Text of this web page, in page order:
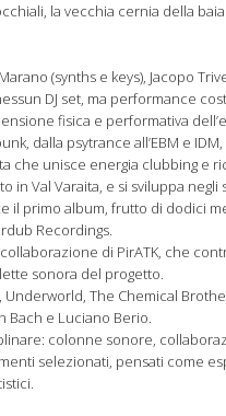
la vecchia cernia della
(synths e keys), Jacopo
DJ set, ma performance
fisica e performativa
dalla psytrance all’EBM e
che unisce energia clubbing e
Val Varaita, e si sviluppa negli
primo album, frutto di dodici
Recordings.
di PirATK, che
sonora del progetto.
The Chemical
Bach e Luciano Berio.
colonne sonore,
selezionati, pensati come